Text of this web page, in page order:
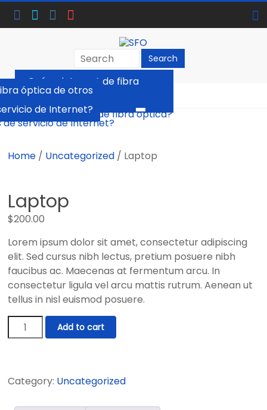
Skip
content
SFO
SERVICIOS
FIBRA
OPTICA
la fibra óptica de otros
tipos de servicio de Internet?
¿Qué es internet de fibra
óptica?
Home / Uncategorized / Laptop
Laptop
$200.00
Lorem ipsum dolor sit amet, consectetur adipiscing
elit. Sed cursus nibh lectus, pretium posuere nibh
faucibus ac. Maecenas at fermentum arcu. In
consectetur ligula vel arcu mattis rutrum. Aenean ut
tellus in nisl euismod posuere.
Laptop
quantity
Add to cart
Category: Uncategorized